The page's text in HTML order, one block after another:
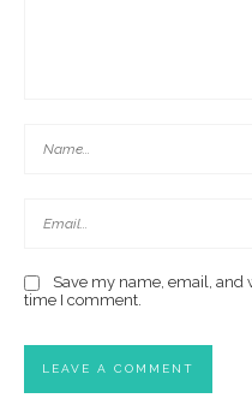
Save my name, email, and
time I comment.